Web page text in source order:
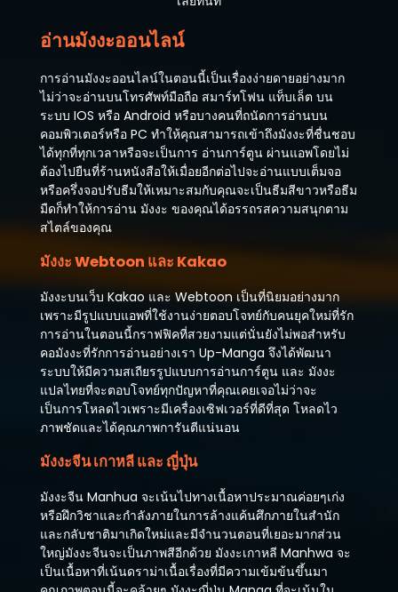
กุมภาพันธ์ 2, 2024
มกราคม 23, 2024
ตอนที่ 44
มกราคม 20, 2024
ตอนที่ 43
มกราคม 12, 2024
ตอนที่ 42
ธันวาคม 26, 2023
ตอนที่ 40
ธันวาคม 14, 2023
ตอนที่ 39
ธันวาคม 14, 2023
ธันวาคม 14, 2023
ตอนที่ 37
ธันวาคม 14, 2023
ตอนที่ 36
ธันวาคม 14, 2023
อ่านมังงะออนไลน์
การอ่านมังงะออนไลน์ในตอนนี้เป็นเรื่องง่ายดายอย่างมาก
ไม่ว่าจะอ่านบนโทรศัพท์มือถือ สมาร์ทโฟน แท็บเล็ต บน
ระบบ IOS หรือ Android หรือบางคนที่ถนัดการอ่านบน
คอมพิวเตอร์หรือ PC ทำให้คุณสามารถเข้าถึงมังงะที่ชื่นชอบ
ได้ทุกที่ทุกเวลาหรือจะเป็นการ อ่านการ์ตูน ผ่านแอพโดยไม่
ต้องไปยืนที่ร้านหนังสือให้เมื่อยอีกต่อไปจะอ่านแบบเต็มจอ
หรือครึ่งจอปรับธีมให้เหมาะสมกับคุณจะเป็นธีมสีขาวหรือธีม
มืดก็ทำให้การอ่าน มังงะ ของคุณได้อรรถรสความสนุกตาม
สไตล์ของคุณ
มังงะ Webtoon และ Kakao
มังงะบนเว็บ Kakao และ Webtoon เป็นที่นิยมอย่างมาก
เพราะมีรูปแบบแอพที่ใช้งานง่ายตอบโจทย์กับคนยุคใหม่ที่รัก
การอ่านในตอนนี้กราฟฟิคที่สวยงามแต่นั่นยังไม่พอสำหรับ
คอมังงะที่รักการอ่านอย่างเรา Up-Manga จึงได้พัฒนา
ระบบให้มีความสเถียรรูปแบบการอ่านการ์ตูน และ มังงะ
แปลไทยที่จะตอบโจทย์ทุกปัญหาที่คุณเคยเจอไม่ว่าจะ
เป็นการโหลดไวเพราะมีเครื่องเซิฟเวอร์ที่ดีที่สุด โหลดไว
ภาพชัดและได้คุณภาพการันตีแน่นอน
มังงะจีน เกาหลี และ ญี่ปุ่น
มังงะจีน Manhua จะเน้นไปทางเนื้อหาประมาณค่อยๆเก่ง
หรือฝึกวิชาและกำลังภายในการล้างแค้นศึกภายในสำนัก
และกลับชาติมาเกิดใหม่และมีจำนวนตอนที่เยอะมากส่วน
ใหญ่มังงะจีนจะเป็นภาพสีอีกด้วย มังงะเกาหลี Manhwa จะ
เป็นเนื้อหาที่เน้นดราม่าเนื้อเรื่องที่มีความเข้มข้นขึ้นมา